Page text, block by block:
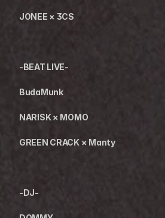
JONEE × 3CS
-BEAT LIVE-
BudaMunk
NARISK × MOMO
GREEN CRACK × Manty
-DJ-